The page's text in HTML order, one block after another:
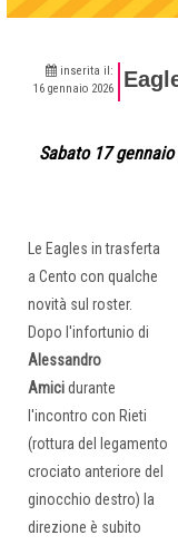
inserita il:
16 gennaio 2026
Sabato 17
Le Eagles in trasferta
a Cento con qualche
novità sul roster.
Dopo l'infortunio di
Alessandro
Amicidurante
l'incontro con Rieti
(rottura del legamento
crociato anteriore del
ginocchio destro) la
direzione è subito